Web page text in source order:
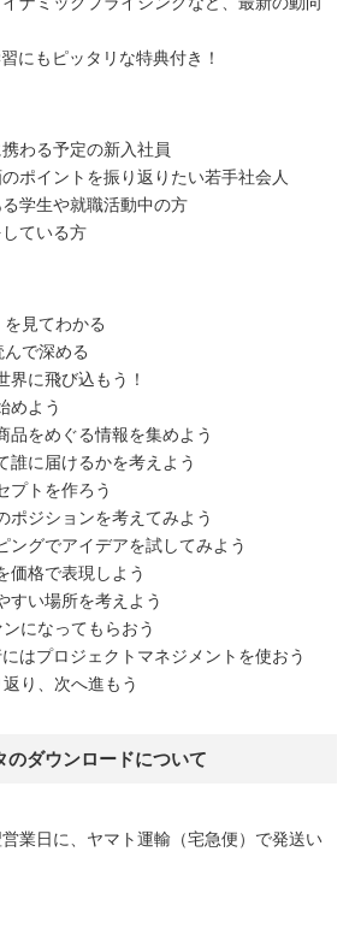
にもピッタリな特典付き！
わる予定の新入社員
ポイントを振り返りたい若手社会人
学生や就職活動中の方
している方
見てわかる
で深める
に飛び込もう！
めよう
品をめぐる情報を集めよう
誰に届けるかを考えよう
プトを作ろう
ポジションを考えてみよう
ングでアイデアを試してみよう
価格で表現しよう
すい場所を考えよう
になってもらおう
はプロジェクトマネジメントを使おう
り、次へ進もう
のダウンロードについて
業日に、ヤマト運輸（宅急便）で発送い